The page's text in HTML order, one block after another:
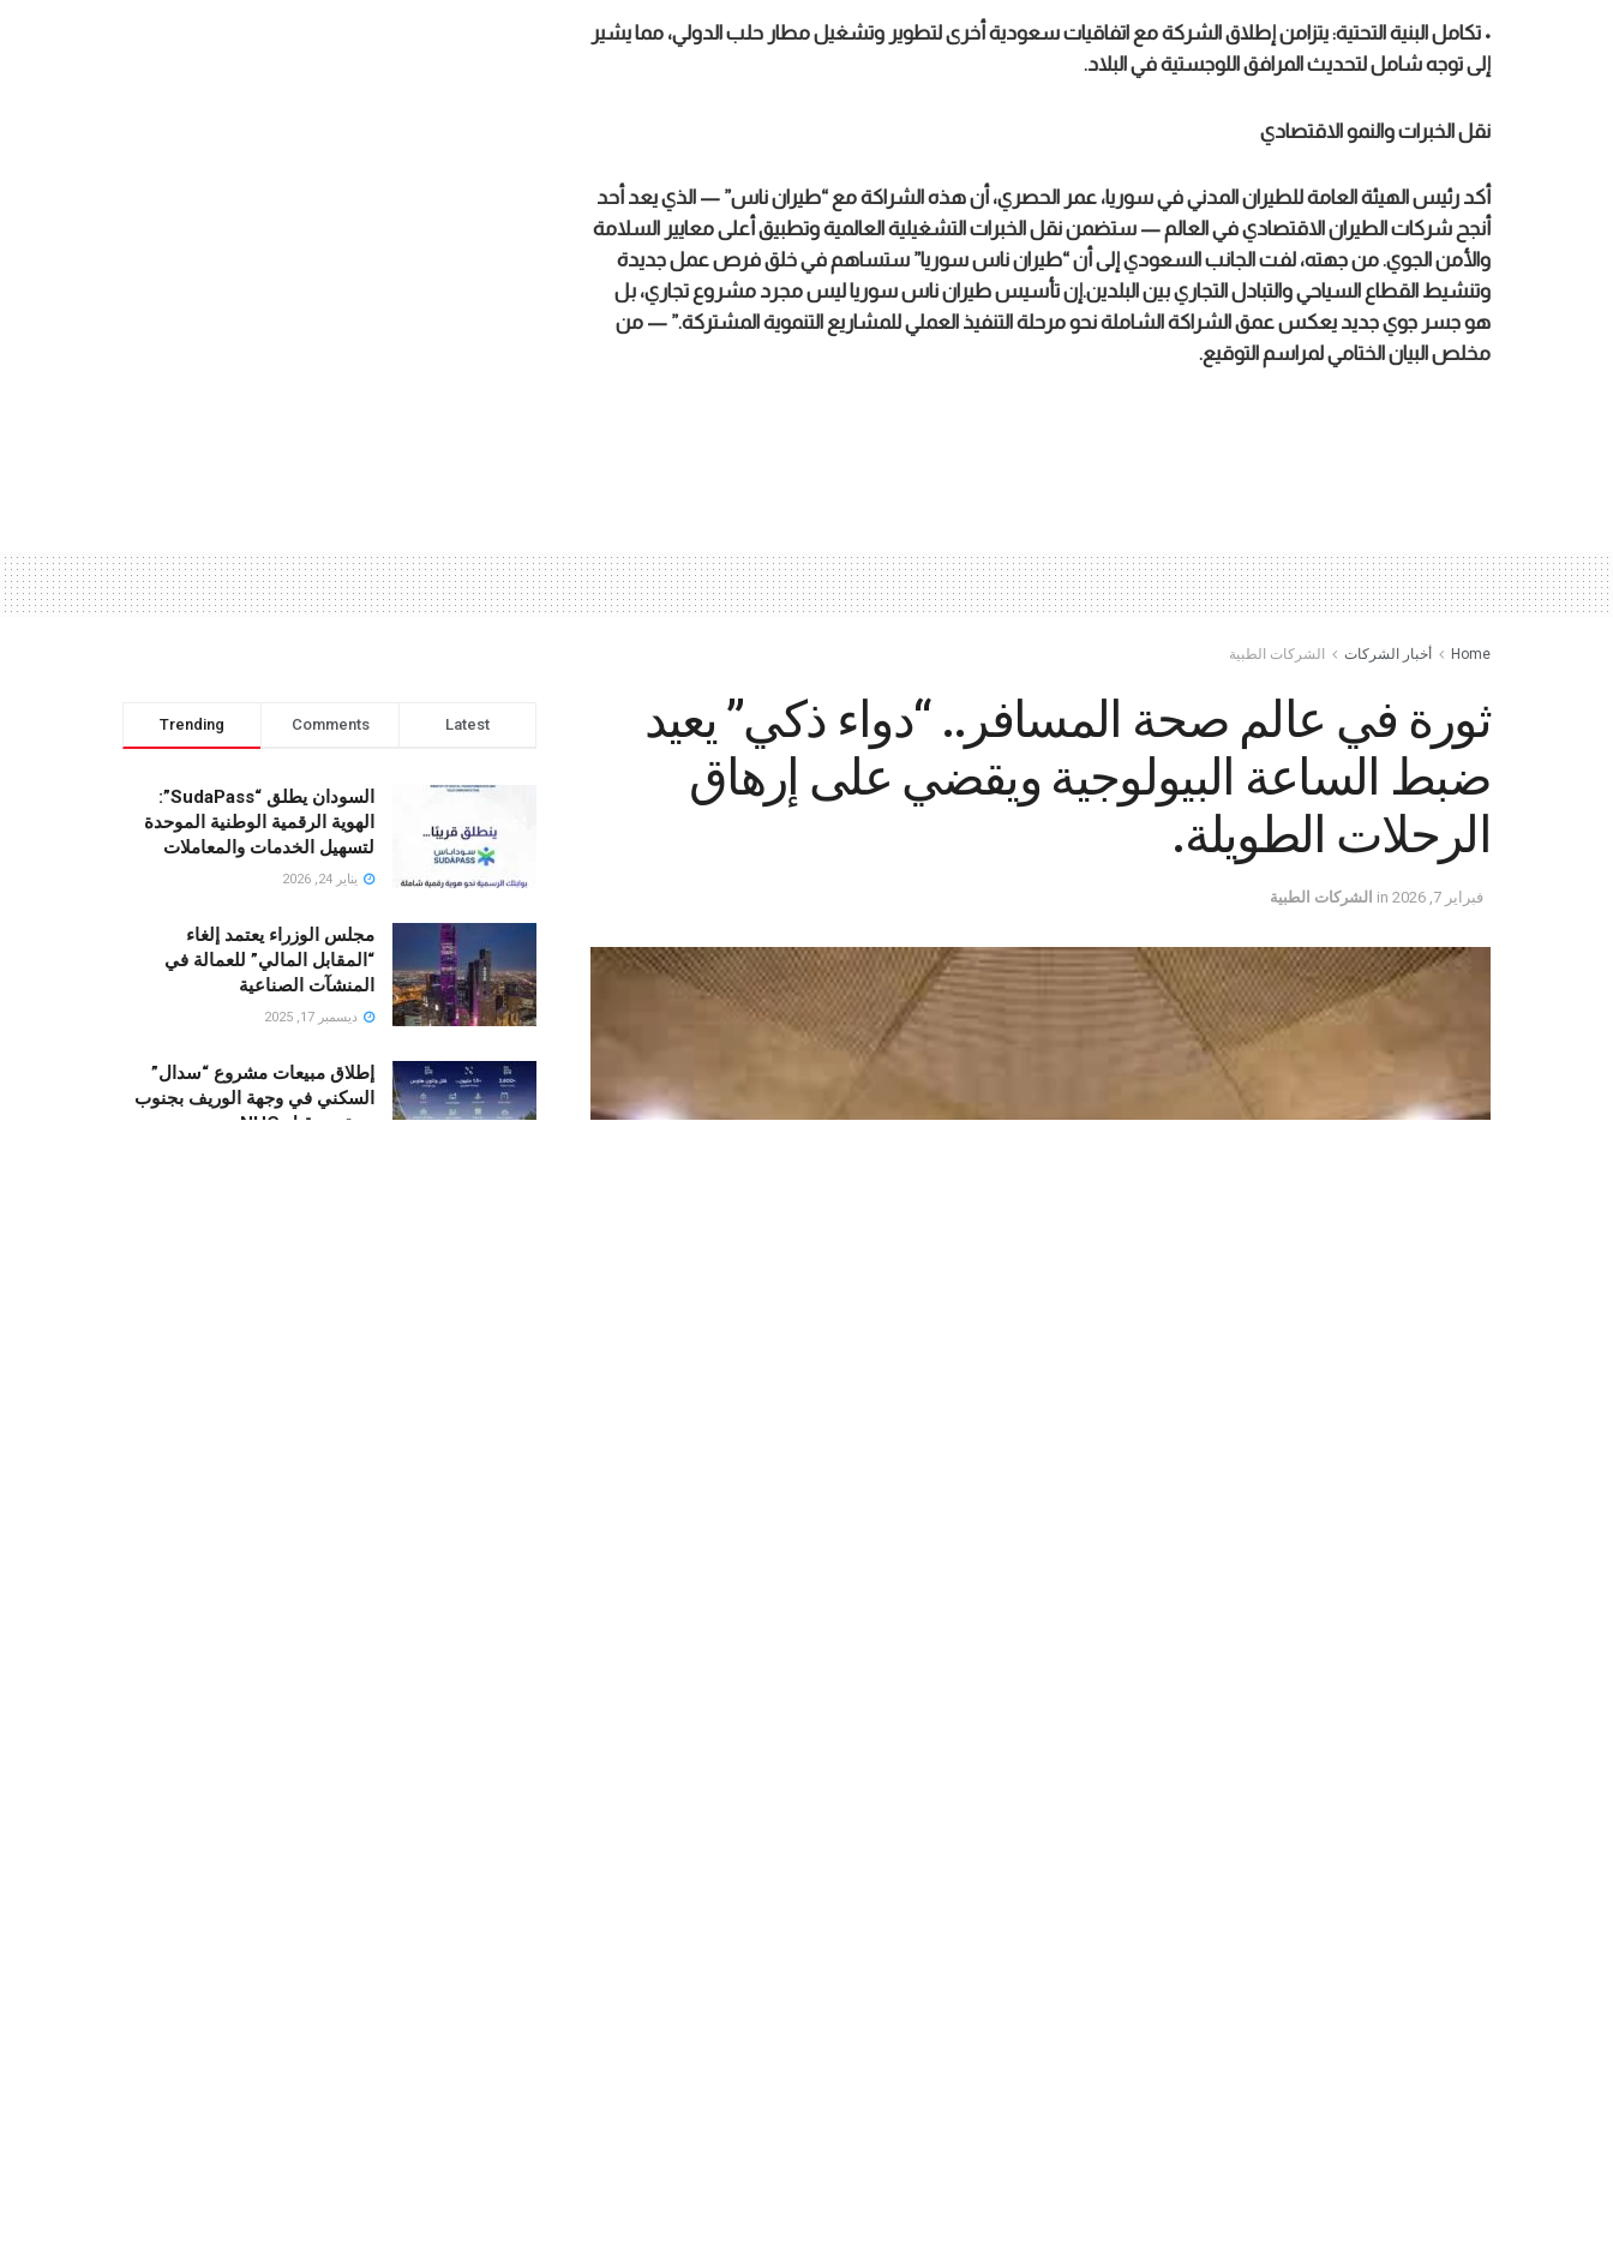
• تكامل البنية التحتية: يتزامن إطلاق الشركة مع اتفاقيات سعودية أخرى لتطوير وتشغيل مطار حلب الدولي، مما يشير
إلى توجه شامل لتحديث المرافق اللوجستية في البلاد.
نقل الخبرات والنمو الاقتصادي
أكد رئيس الهيئة العامة للطيران المدني في سوريا، عمر الحصري، أن هذه الشراكة مع “طيران ناس” — الذي يعد أحد
أنجح شركات الطيران الاقتصادي في العالم — ستضمن نقل الخبرات التشغيلية العالمية وتطبيق أعلى معايير السلامة
والأمن الجوي. من جهته، لفت الجانب السعودي إلى أن “طيران ناس سوريا” ستساهم في خلق فرص عمل جديدة
وتنشيط القطاع السياحي والتبادل التجاري بين البلدين.إن تأسيس طيران ناس سوريا ليس مجرد مشروع تجاري، بل
هو جسر جوي جديد يعكس عمق الشراكة الشاملة نحو مرحلة التنفيذ العملي للمشاريع التنموية المشتركة.” — من
مخلص البيان الختامي لمراسم التوقيع.
Home أخبار الشركات الشركات الطبية
ثورة في عالم صحة المسافر.. “دواء ذكي” يعيد
ضبط الساعة البيولوجية ويقضي على إرهاق
الرحلات الطويلة.
فبراير 7, 2026 in الشركات الطبية
Trending Comments Latest
السودان يطلق “SudaPass”:
الهوية الرقمية الوطنية الموحدة
لتسهيل الخدمات والمعاملات
يناير 24, 2026
مجلس الوزراء يعتمد إلغاء
“المقابل المالي” للعمالة في
المنشآت الصناعية
ديسمبر 17, 2025
إطلاق مبيعات مشروع “سدال”
السكني في وجهة الوريف بجنوب
جدة من قبل NHC